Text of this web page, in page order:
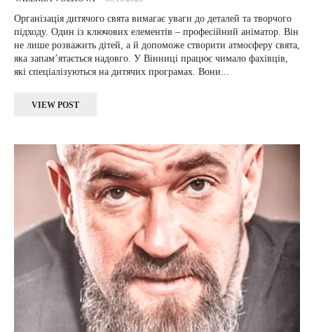
Організація дитячого свята вимагає уваги до деталей та творчого
підходу. Один із ключових елементів – професійний аніматор. Він
не лише розважить дітей, а й допоможе створити атмосферу свята,
яка запам’ятається надовго. У Вінниці працює чимало фахівців,
які спеціалізуються на дитячих програмах. Вони...
VIEW POST